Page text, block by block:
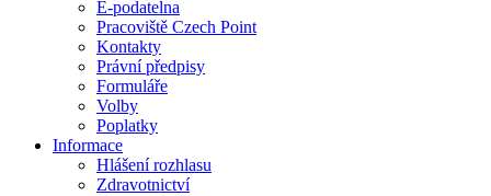
E-podatelna
Pracoviště Czech Point
Kontakty
Právní předpisy
Formuláře
Volby
Poplatky
Informace
Hlášení rozhlasu
Zdravotnictví